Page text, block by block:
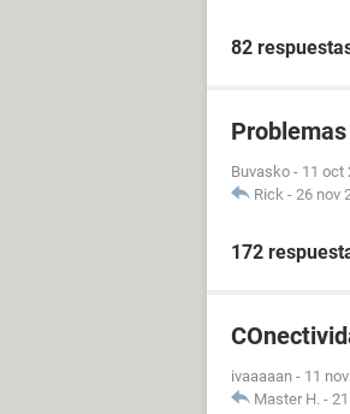
82
Buvasko - 11 oct
Rick - 26 nov
172
ivaaaaan - 11
Master H. -